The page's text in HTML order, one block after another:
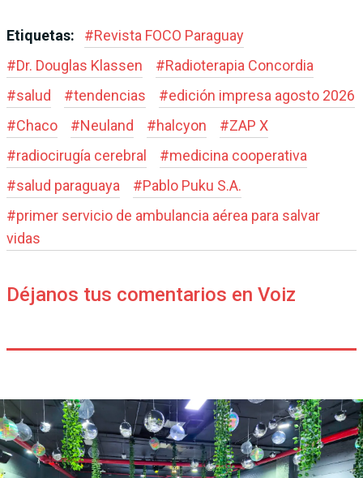
Etiquetas: #Revista FOCO Paraguay
#Dr. Douglas Klassen #Radioterapia Concordia
#salud #tendencias #edición impresa agosto 2026
#Chaco #Neuland #halcyon #ZAP X
#radiocirugía cerebral #medicina cooperativa
#salud paraguaya #Pablo Puku S.A.
#primer servicio de ambulancia aérea para salvar
vidas
Déjanos tus comentarios en Voiz